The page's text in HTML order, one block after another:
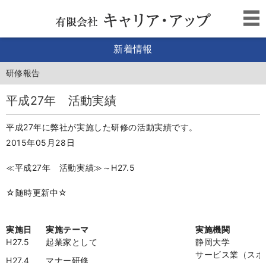
新着情報
研修報告
平成27年 活動実績
平成27年に弊社が実施した研修の活動実績です。
2015年05月28日
≪平成27年 活動実績≫ ～ H27.5
☆随時更新中☆
実施日 実施テーマ
実施機関
H27.5
起業家として
静岡大学
H27.4
マナー研修
サービス業（ス